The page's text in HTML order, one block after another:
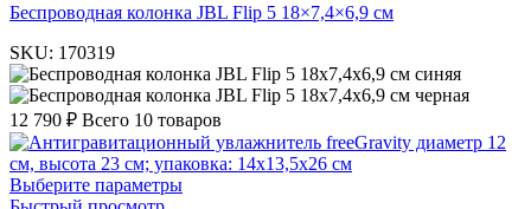
Беспроводная колонка JBL Flip 5 18×7,4×6,9 cм
SKU: 170319
синяя
черная
12 790 ₽ Всего 10 товаров
Выберите параметры